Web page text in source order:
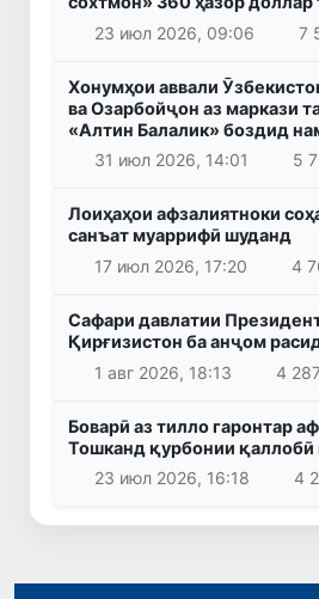
23 июл 2026, 09:06
7
Хонумҳои аввали
ва Озарбойҷон аз маркази
«Алтин Балалик» боздид
31 июл 2026, 14:01
5
Лоиҳаҳои афзалиятноки
санъат муаррифӣ шуданд
17 июл 2026, 17:20
4
Сафари давлатии
Қирғизистон ба анҷом
1 авг 2026, 18:13
4
Боварӣ аз тилло гаронтар
Тошканд қурбонии қаллобӣ
23 июл 2026, 16:18
4